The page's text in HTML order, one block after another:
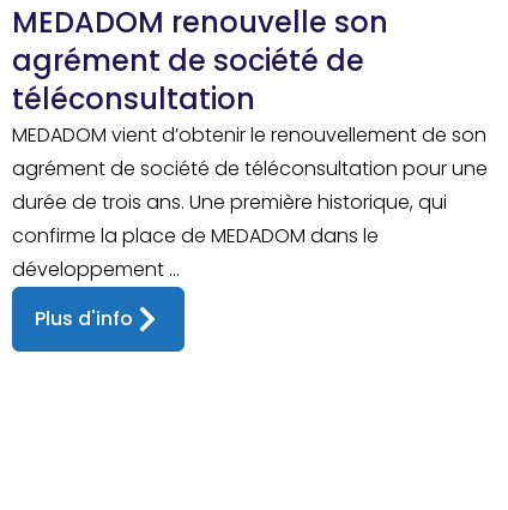
MEDADOM renouvelle son
agrément de société de
téléconsultation
MEDADOM vient d’obtenir le renouvellement de son
agrément de société de téléconsultation pour une
durée de trois ans. Une première historique, qui
confirme la place de MEDADOM dans le
développement ...
Plus d'info